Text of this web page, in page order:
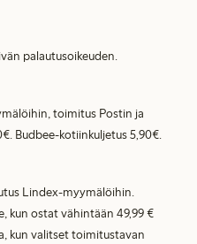
palautusoikeuden.
toimitus Postin ja
Budbee-kotiinkuljetus 5,90€.
Lindex-myymälöihin.
kun ostat vähintään 49,99 €
kun valitset toimitustavan